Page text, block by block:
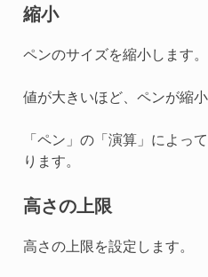
縮小
ペンのサイズを縮小します。
値が大きいほど、ペンが縮小
「ペン」の「演算」によっ
ります。
高さの上限
高さの上限を設定します。